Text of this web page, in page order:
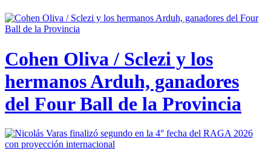
Cohen Oliva / Sclezi y los
hermanos Arduh, ganadores
del Four Ball de la Provincia